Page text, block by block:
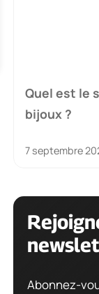
Quel est le
bijoux ?
7 septembre
Abonnez-